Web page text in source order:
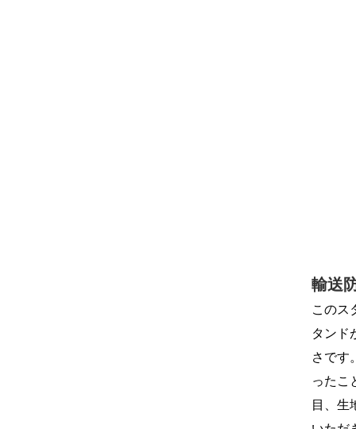
輸送
このス
タンド
さです
ったこ
目、生